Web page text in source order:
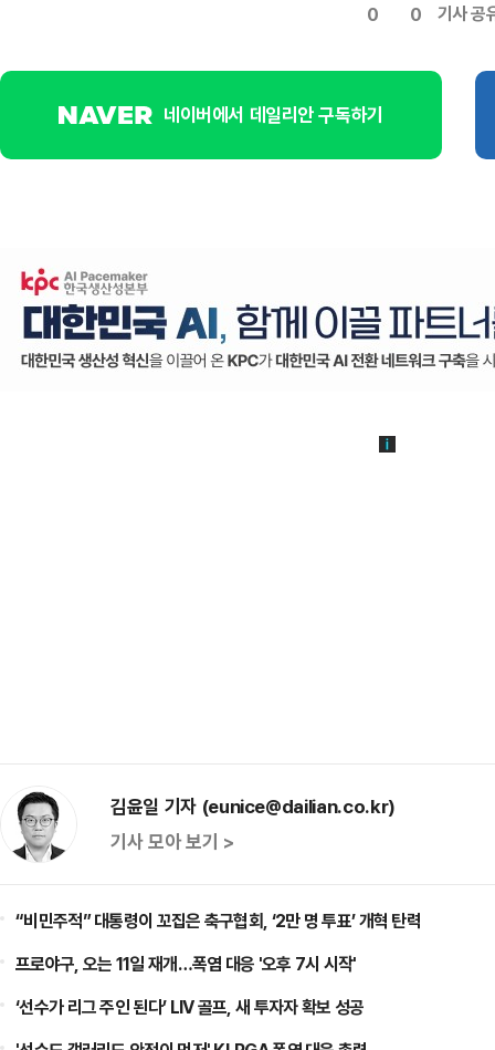
0 0 기사 공
네이버에서 데일리안 구독하기
김윤일 기자 (eunice@dailian.co.kr)
기사 모아 보기 >
“비민주적” 대통령이 꼬집은 축구협회, ‘2만 명 투표’ 개혁 탄력
프로야구, 오는 11일 재개…폭염 대응 '오후 7시 시작'
‘선수가 리그 주인 된다’ LIV 골프, 새 투자자 확보 성공